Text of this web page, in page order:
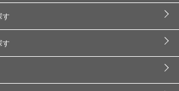
す
す